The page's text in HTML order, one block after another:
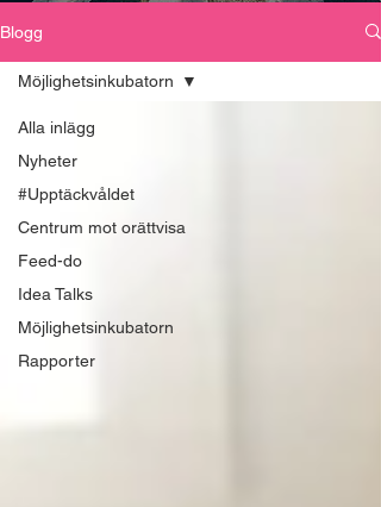
Blogg
Alla inlägg
Nyheter
#Upptäckvåldet
Centrum mot orättvisa
Feed-do
Idea Talks
Möjlighetsinkubatorn
Rapporter
Möjlighetsinkubatorn